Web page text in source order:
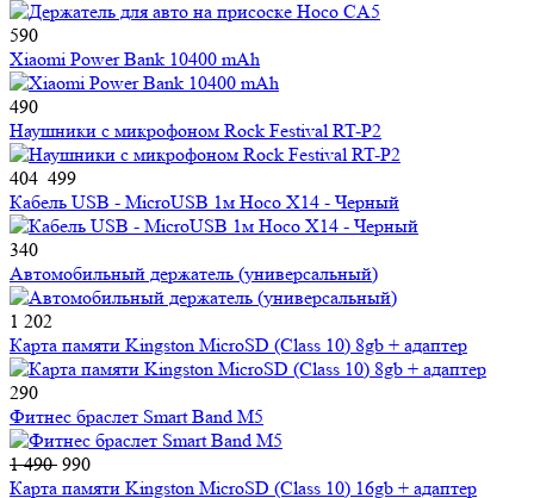
590
Xiaomi Power Bank 10400 mAh
490
Наушники с микрофоном Rock Festival RT-P2
404 499
Кабель USB - MicroUSB 1м Hoco X14 - Черный
340
Автомобильный держатель (универсальный)
1 202
Карта памяти Kingston MicroSD (Class 10) 8gb + адаптер
290
Фитнес браслет Smart Band M5
1 490 990
Карта памяти Kingston MicroSD (Class 10) 16gb + адаптер